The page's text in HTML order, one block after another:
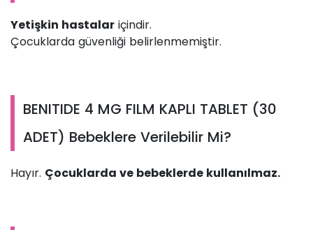
Yetişkin hastalar içindir.
Çocuklarda güvenliği belirlenmemiştir.
BENITIDE 4 MG FILM KAPLI TABLET (30
ADET) Bebeklere Verilebilir Mi?
Hayır. Çocuklarda ve bebeklerde kullanılmaz.